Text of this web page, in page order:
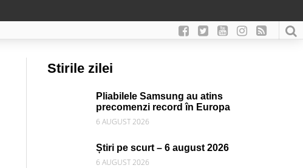
Stirile zilei
Pliabilele Samsung au atins
precomenzi record în Europa
6 AUGUST 2026
Știri pe scurt – 6 august 2026
6 AUGUST 2026